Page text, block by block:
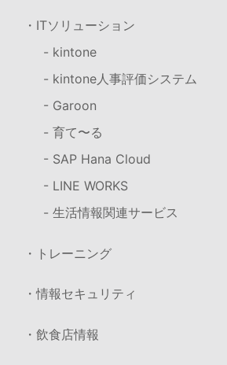
・ITソリューション
- kintone
- kintone人事評価システム
- Garoon
- 育て〜る
- SAP Hana Cloud
- LINE WORKS
- 生活情報関連サービス
・トレーニング
・情報セキュリティ
・飲食店情報